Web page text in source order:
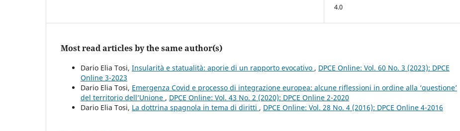
4.0
Most read articles by the same author(s)
Dario Elia Tosi, Insularità e statualità: aporie di un rapporto evocativo , DPCE Online: Vol. 60 No. 3 (2023): DPCE
Online 3-2023
Dario Elia Tosi, Emergenza Covid e processo di integrazione europea: alcune riflessioni in ordine alla ‘questione’
del territorio dell’Unione , DPCE Online: Vol. 43 No. 2 (2020): DPCE Online 2-2020
Dario Elia Tosi, La dottrina spagnola in tema di diritti , DPCE Online: Vol. 28 No. 4 (2016): DPCE Online 4-2016